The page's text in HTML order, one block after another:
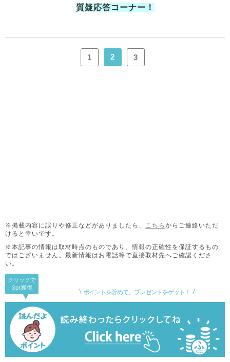
質疑応答コーナー！
1 2 3
※掲載内容に誤りや修正などがありましたら、 こちら からご連絡いただ
けると幸いです。
※本記事の情報は取材時点のものであり、情報の正確性を保証するもの
ではございません。 最新情報はお電話等で直接取材先へご確認くださ
い。
ポイントを貯めて、プレゼントをゲット！
クリックで
3pt獲得